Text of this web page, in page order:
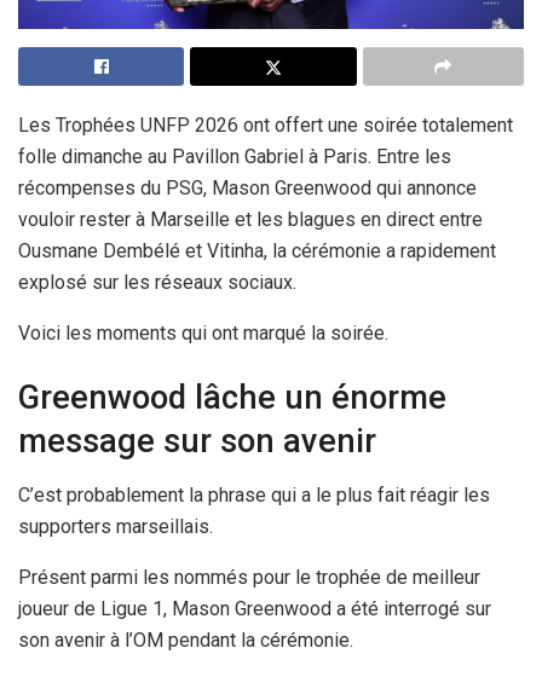
Les Trophées UNFP 2026 ont offert une soirée totalement
folle dimanche au Pavillon Gabriel à Paris. Entre les
récompenses du PSG, Mason Greenwood qui annonce
vouloir rester à Marseille et les blagues en direct entre
Ousmane Dembélé et Vitinha, la cérémonie a rapidement
explosé sur les réseaux sociaux.
Voici les moments qui ont marqué la soirée.
Greenwood lâche un énorme
message sur son avenir
C’est probablement la phrase qui a le plus fait réagir les
supporters marseillais.
Présent parmi les nommés pour le trophée de meilleur
joueur de Ligue 1, Mason Greenwood a été interrogé sur
son avenir à l’OM pendant la cérémonie.